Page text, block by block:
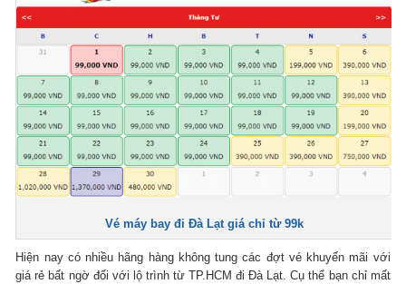
Vé máy bay đi Đà Lạt giá chỉ từ 99k
Hiện nay có nhiều hãng hàng không tung các đợt vé khuyến mãi với
giá rẻ bất ngờ đối với lộ trình từ TP.HCM đi Đà Lạt. Cụ thể bạn chỉ mất